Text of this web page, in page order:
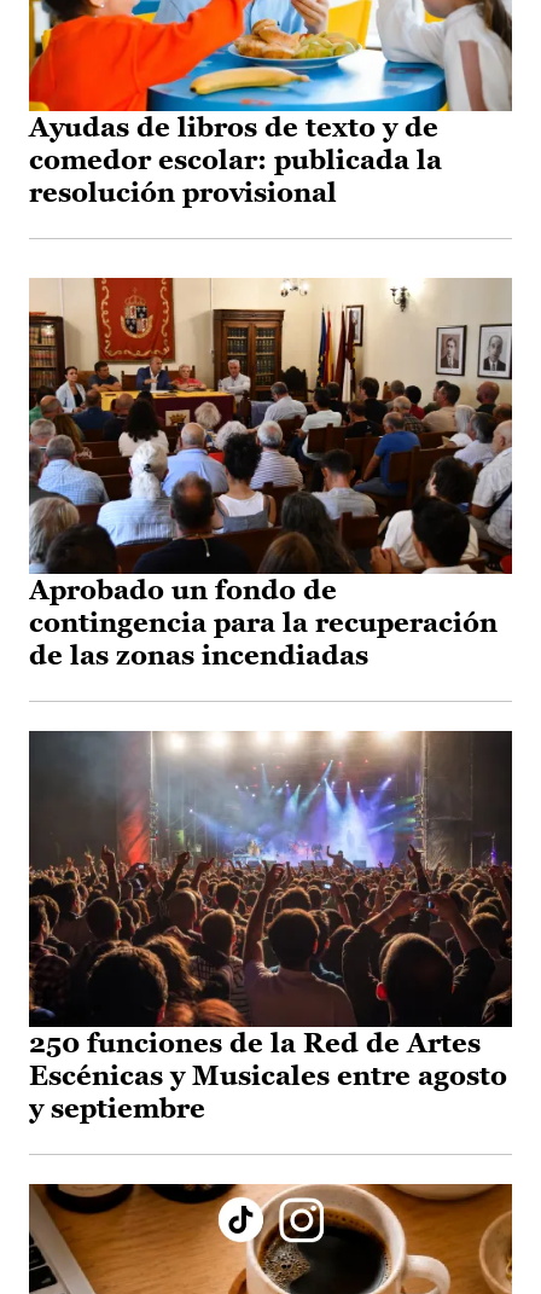
Ayudas de libros de texto y de
comedor escolar: publicada la
resolución provisional
Aprobado un fondo de
contingencia para la recuperación
de las zonas incendiadas
250 funciones de la Red de Artes
Escénicas y Musicales entre agosto
y septiembre